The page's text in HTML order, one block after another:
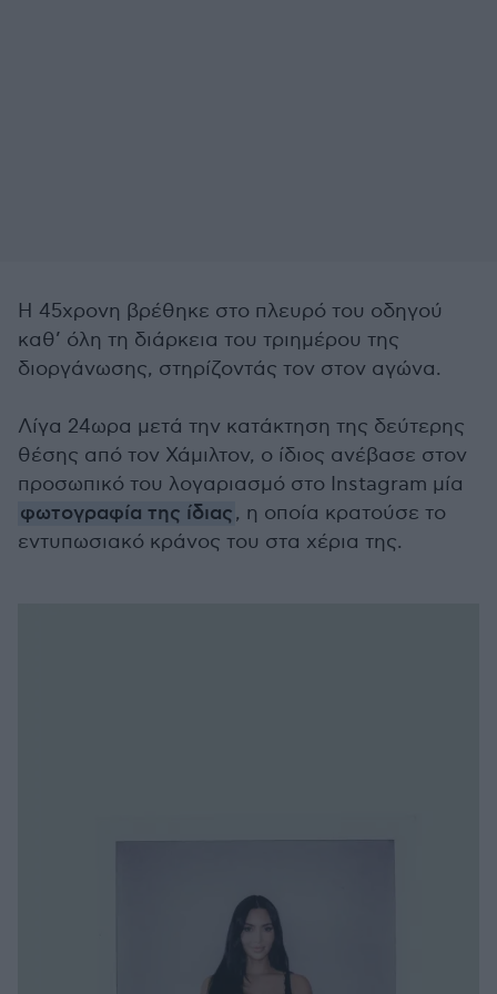
Η 45χρονη βρέθηκε στο πλευρό του οδηγού
καθ’ όλη τη διάρκεια του τριημέρου της
διοργάνωσης, στηρίζοντάς τον στον αγώνα.
Λίγα 24ωρα μετά την κατάκτηση της δεύτερης
θέσης από τον Χάμιλτον, ο ίδιος ανέβασε στον
προσωπικό του λογαριασμό στο Instagram μία
φωτογραφία της ίδιας, η οποία κρατούσε το
εντυπωσιακό κράνος του στα χέρια της.